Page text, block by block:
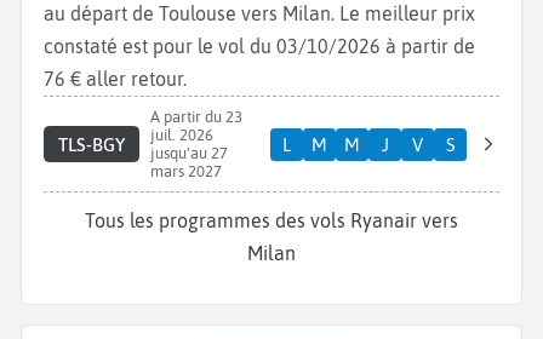
au départ de Toulouse vers Milan. Le meilleur prix
constaté est pour le vol du 03/10/2026 à partir de
76 € aller retour.
TLS-BGY
A partir du 23
juil. 2026
jusqu'au 27
mars 2027
L M M J V S
Tous les programmes des vols Ryanair vers
Milan